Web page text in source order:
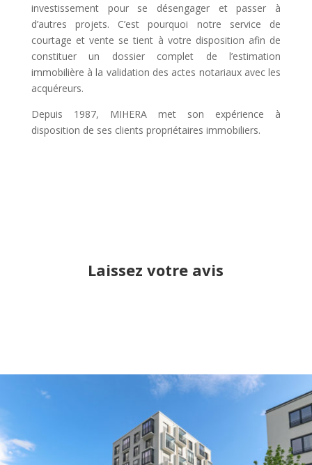
investissement pour se désengager et passer à
d’autres projets. C’est pourquoi notre service de
courtage et vente se tient à votre disposition afin de
constituer un dossier complet de l’estimation
immobilière à la validation des actes notariaux avec les
acquéreurs.
Depuis 1987, MIHERA met son expérience à
disposition de ses clients propriétaires immobiliers.
Laissez votre avis